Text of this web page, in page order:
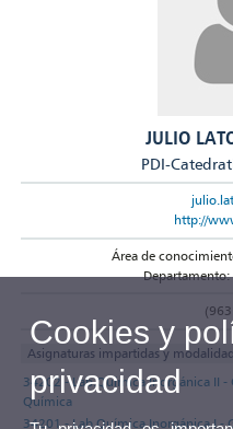
JULIO
PDI-
http://
Área de
Asignaturas impartidas y
34202 - Lab.Química Inorgánica II -
Química
34201 - Lab.Química Inorgánica I -
Cookies y
privacidad